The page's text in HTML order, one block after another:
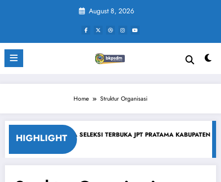
August 8, 2026
Home Struktur Organisasi
HIGHLIGHTPADA SELEKSI TERBUKA JPT PRATAMA KABUPATEN